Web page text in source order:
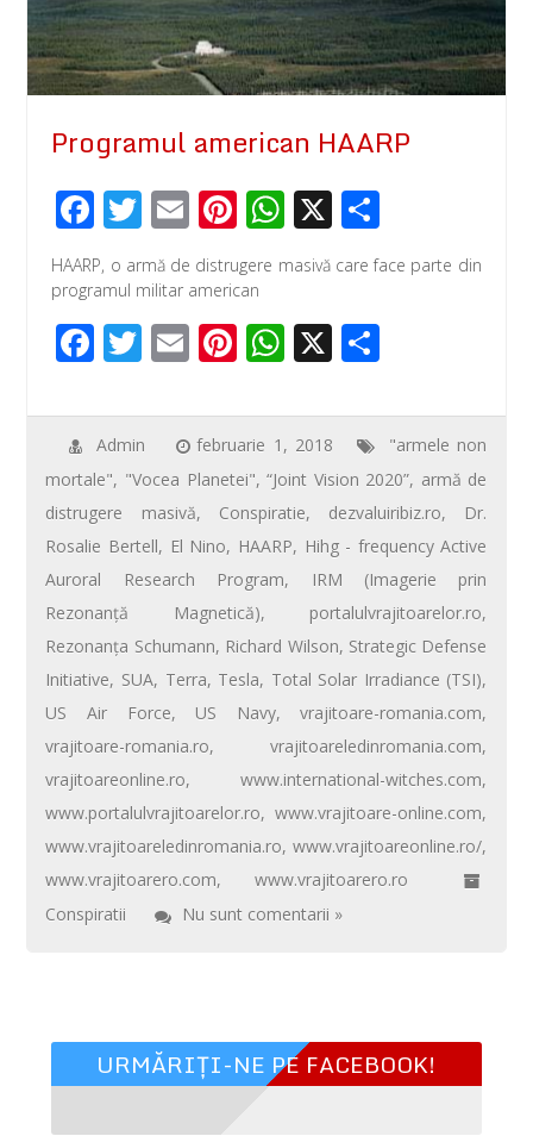
Programul american HAARP
F
ac
e
b
o
k
T
wi
tt
er
E
m
ail
Pi
er
e
st
W
at
s
A
p
X
ta
HAARP, o armă de distrugere masivă care face parte din
programul militar american
F
e
b
o
o
k
T
tt
er
E
ail
Pi
er
e
st
W
at
s
A
p
p
X
ta
je
az
ă
Admin februarie 1, 2018
"armele non
mortale", "Vocea Planetei",“Joint Vision 2020”, armă de
distrugere masivă, Conspiratie, dezvaluiribiz.ro, Dr.
Rosalie Bertell, El Nino, HAARP, Hihg - frequency Active
Auroral Research Program,
IRM (Imagerie prin
Rezonanţă Magnetică), portalulvrajitoarelor.ro,
Rezonanţa Schumann, Richard Wilson, Strategic Defense
Initiative, SUA, Terra, Tesla, Total Solar Irradiance (TSI),
US Air Force, US Navy,vrajitoare-romania.com,
vrajitoare-romania.ro,vrajitoareledinromania.com,
vrajitoareonline.ro,www.international-witches.com,
www.portalulvrajitoarelor.ro,www.vrajitoare-online.com,
www.vrajitoareledinromania.ro,www.vrajitoareonline.ro/,
www.vrajitoarero.com, www.vrajitoarero.ro
Conspiratii
Nu sunt comentarii »
URMĂRIȚI-NE PE FACEBOOK!